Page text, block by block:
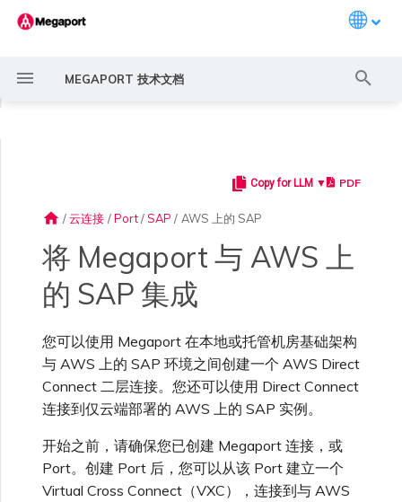
MEGAPORT 技术文档
快速开始
设置 Megaport 账户
概述
创建账户
设置单点登录
邀请用户加入账户
提供技术支持联系方式
Megaport Portal 控制台
了解服务页面
连接到 Latitude.sh
常见多云连接场景
使用 Megaport 解决方案现
作为服务提供商使用
Megaport API 管理连接
Megaport 全球网状 WAN
MACsec
IPsec
云原生 VPN 加密
高速跨云加密
订购交叉连接
订购本地环路
Port 冗余
链路聚合组（LAG）
创建 LAG
将 Port 添加到 LAG
停用 Port
创建私有 VXC
迁移 VXC
设置服务密钥
使用服务密钥创建连接
配置 Q-in-Q
路由指南
MVE
终止 Megaport Internet 连
托管 VIF
托管连接
专用连接
AWS 连接冗余
AWS 公共连接
ExpressRoute Direct
ExpressRoute Metro
Azure 连接冗余
Azure 配对区域 - 高可用设
Google 连接冗余
OVHcloud Connect Direct
背景信息
规划在 AWS 上部署 SAP
参考资料
Azure VMware 解决方案
3DS Outscale MCR 连接
阿里云 MCR 连接
AWS Direct Connect
AWS MCR 连接
AWS Transit Gateway 跨区
域路由
Azure MCR 连接
DigitalOcean MCR 连接
Aruba SD-WAN
AWS Direct Connect
Azure MVE 连接
其他 MVE 连接
Aviatrix
AWS Direct Connect
Azure MVE 连接
其他 MVE 连接
Cisco SD-WAN
AWS MVE 连接
Azure MVE 连接
其他 MVE 连接
AWS Direct Connect
Azure MVE 连接
其他 MVE 连接
Palo Alto Networks
AWS Direct Connect
Azure MVE 连接
其他 MVE 连接
AWS Direct Connect
Azure MVE 连接
其他 MVE 连接
AWS Direct Connect
Azure MVE 连接
其他 MVE 连接
查看连接设置
MCR 高级 VLAN 与路由功能
MCR 冗余
创建 MCR
创建 MCR VXC
配置 MCR
路由过滤
路由通告
配置 BGP 高级设置
MVE 部署场景
MVE 位置
MVE 冗余
vNIC 连接类型
Megaport 网络中的 SSE 与
SASE
6WIND 概述
6WIND 授权网络功能
创建 MVE
创建 VXC
连接 MVE
Anapaya 概述
规划部署
创建 VXC
连接 MVE
终止 MVE
Aruba SD-WAN 概述
规划部署
创建 VXC
连接 MVE
终止 MVE
Aviatrix Secure Edge 概述
规划部署
创建 VXC
连接 MVE
终止 MVE
Check Point CloudGuard 概
规划部署
创建 VXC
终止 MVE
Cisco MVE 概述
规划部署
创建 VXC
连接 MVE
将 MPLS 与 SDCI 集成
Fortinet FortiGate 概述
规划部署
创建 VXC
连接 MVE
终止 MVE
Juniper MVE 概述
规划部署
创建 VXC
连接 MVE
终止 MVE
VM-Series Firewall
Prisma SD-WAN
Peplink FusionHub 概述
规划部署
创建 VXC
连接 MVE
终止 MVE
Versa SD-WAN 概述
规划部署
创建 VXC
连接 MVE
终止 MVE
VMware SD-WAN 概述
规划部署
创建 VXC
连接 MVE
终止 MVE
设置 IX
IX 要求
加入 IX
France-IX 连接
管理 IX
编辑 IX
更改合约 IX 的速率
关闭 IX
终止 IX
IX 工具与功能
MegaIX 功能概述
MegaIX Looking Glass (路由
诊断)
BGP 社区
创建个人资料
Marketplace 通知
Marketplace 常见问题
监控 MCR
查看会话事件日志
管理个人资料
管理最短合约期续订
管理 Megaport
Port 定价与合约条款
VXC 定价与合约条款
Megaport Internet 定价与合
IX 定价与合约条款
MCR 定价与合约条款
开通计费市场
分配财务角色
更新账单信息
信用卡付款
了解 Megaport 账单
创建 API 密钥
管理用户
创建 Port
创建服务密钥
创建 VXC
快速开始
创建 Megaport Terraform
使用 Megaport Terraform
Provider 创建和管理服务
使用 Megaport 资源进行
Terraform 状态管理
激活 Port
订购时的错误
Port 与 VXC
Port 或 VXC 中断或抖动
Port 延迟
吞吐量与性能
VXC 连接性
MCR
MCR 中断或不可用
MCR 路由
其他 MCR 问题
MVE 中断或不可用
MVE 互联网连接
IX 连接性
IX BGP 路由
云服务提供商互联地址空间
ExpressRoute 线路容量不足
联系支持
支持请求门户
了解支持请求
升级支持案例
发送反馈
Copy for LLM ▼ PDF
home / 云连接 / Port /SAP / AWS 上的 SAP
将 Megaport 与 AWS 上
的 SAP 集成
您可以使用 Megaport 在本地或托管机房基础架构
与 AWS 上的 SAP 环境之间创建一个 AWS Direct
Connect 二层连接。您还可以使用 Direct Connect
连接到仅云端部署的 AWS 上的 SAP 实例。
开始之前，请确保您已创建 Megaport 连接，或
Port。创建 Port 后，您可以从该 Port 建立一个
Virtual Cross Connect（VXC），连接到与 AWS